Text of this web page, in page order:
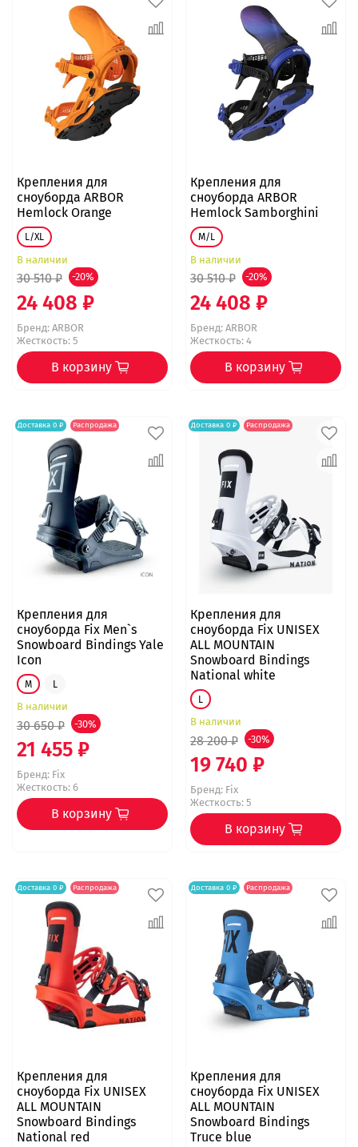
Крепления для
сноуборда ARBOR
Hemlock Orange
L/XL
В наличии
30 510 ₽ -20%
24 408 ₽
Бренд:ARBOR
Жесткость: 5
В корзину
Крепления для
сноуборда ARBOR
Hemlock Samborghini
M/L
В наличии
30 510 ₽ -20%
24 408 ₽
Бренд:ARBOR
Жесткость: 4
В корзину
Доставка 0 ₽ Распродажа
Крепления для
сноуборда Fix Men`s
Snowboard Bindings Yale
Icon
M L
В наличии
30 650 ₽ -30%
21 455 ₽
Бренд:Fix
Жесткость: 6
В корзину
Доставка 0 ₽ Распродажа
Крепления для
сноуборда Fix UNISEX
ALL MOUNTAIN
Snowboard Bindings
National white
L
В наличии
28 200 ₽ -30%
19 740 ₽
Бренд:Fix
Жесткость: 5
В корзину
Доставка 0 ₽ Распродажа
Крепления для
сноуборда Fix UNISEX
ALL MOUNTAIN
Snowboard Bindings
National red
Доставка 0 ₽ Распродажа
Крепления для
сноуборда Fix UNISEX
ALL MOUNTAIN
Snowboard Bindings
Truce blue